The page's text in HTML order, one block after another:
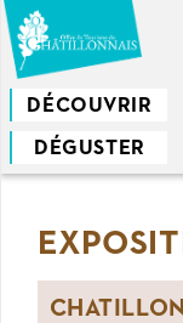
Aller
au
contenu
principal
DÉCOUVRIR
DÉGUSTER
Vous